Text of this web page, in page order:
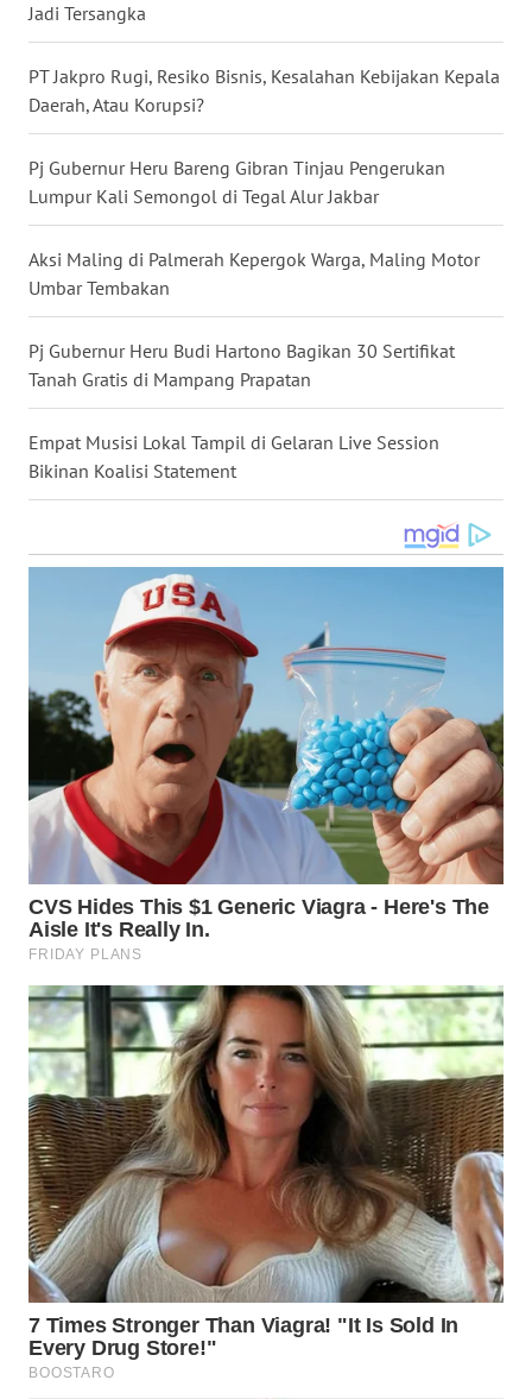
Jadi Tersangka
PT Jakpro Rugi, Resiko Bisnis, Kesalahan Kebijakan Kepala
Daerah, Atau Korupsi?
Pj Gubernur Heru Bareng Gibran Tinjau Pengerukan
Lumpur Kali Semongol di Tegal Alur Jakbar
Aksi Maling di Palmerah Kepergok Warga, Maling Motor
Umbar Tembakan
Pj Gubernur Heru Budi Hartono Bagikan 30 Sertifikat
Tanah Gratis di Mampang Prapatan
Empat Musisi Lokal Tampil di Gelaran Live Session
Bikinan Koalisi Statement
WN
WN
JATIM
WN
BALI
WN
KALBAR
WN
KALTENG
WN
KALSEL
WN
WN
SULSEL
WN
GORONTALO
WN
SULUT
WN
MALUKU
WN
MALUT
WN
DAIRI
WN
DANAU